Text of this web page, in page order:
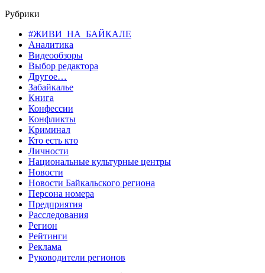
Рубрики
#ЖИВИ_НА_БАЙКАЛЕ
Аналитика
Видеообзоры
Выбор редактора
Другое…
Забайкалье
Книга
Конфессии
Конфликты
Криминал
Кто есть кто
Личности
Национальные культурные центры
Новости
Новости Байкальского региона
Персона номера
Предприятия
Расследования
Регион
Рейтинги
Реклама
Руководители регионов